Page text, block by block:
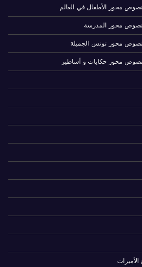
محور الأطفال في العالم
محور المدرسة
محور تونس الجميلة
محور حكايات و أساطير